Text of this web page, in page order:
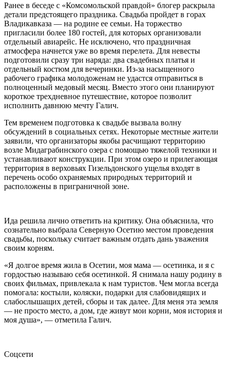
Ранее в беседе с «Комсомольской правдой» блогер раскрыла
детали предстоящего праздника. Свадьба пройдет в горах
Владикавказа — на родине ее семьи. На торжество
пригласили более 180 гостей, для которых организовали
отдельный авиарейс. Не исключено, что праздничная
атмосфера начнется уже во время перелета. Для невесты
подготовили сразу три наряда: два свадебных платья и
отдельный костюм для вечеринки. Из-за насыщенного
рабочего графика молодоженам не удастся отправиться в
полноценный медовый месяц. Вместо этого они планируют
короткое трехдневное путешествие, которое позволит
исполнить давнюю мечту Галич.
Тем временем подготовка к свадьбе вызвала волну
обсуждений в социальных сетях. Некоторые местные жители
заявили, что организаторы якобы расчищают территорию
возле Мидаграбинского озера с помощью тяжелой техники и
устанавливают конструкции. При этом озеро и прилегающая
территория в верховьях Гизельдонского ущелья входят в
перечень особо охраняемых природных территорий и
расположены в приграничной зоне.
Ида решила лично ответить на критику. Она объяснила, что
сознательно выбрала Северную Осетию местом проведения
свадьбы, поскольку считает важным отдать дань уважения
своим корням.
«Я долгое время жила в Осетии, моя мама — осетинка, и я с
гордостью называю себя осетинкой. Я снимала нашу родину в
своих фильмах, привлекала к нам туристов. Чем могла всегда
помогала: костыли, коляски, подарки для слабовидящих и
слабослышащих детей, сборы и так далее. Для меня эта земля
— не просто место, а дом, где живут мои корни, моя история и
моя душа», — отметила Галич.
Соцсети